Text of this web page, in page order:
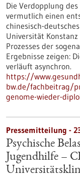
Die Verdopplung
vermutlich einen
chinesisch-
Universität
Prozesses der
Ergebnisse zeigen:
verläuft asynchron.
https://
bw.de/fachbeitrag/
genome-wieder-
Pressemitteilung -
Psychische
Jugendhilfe –